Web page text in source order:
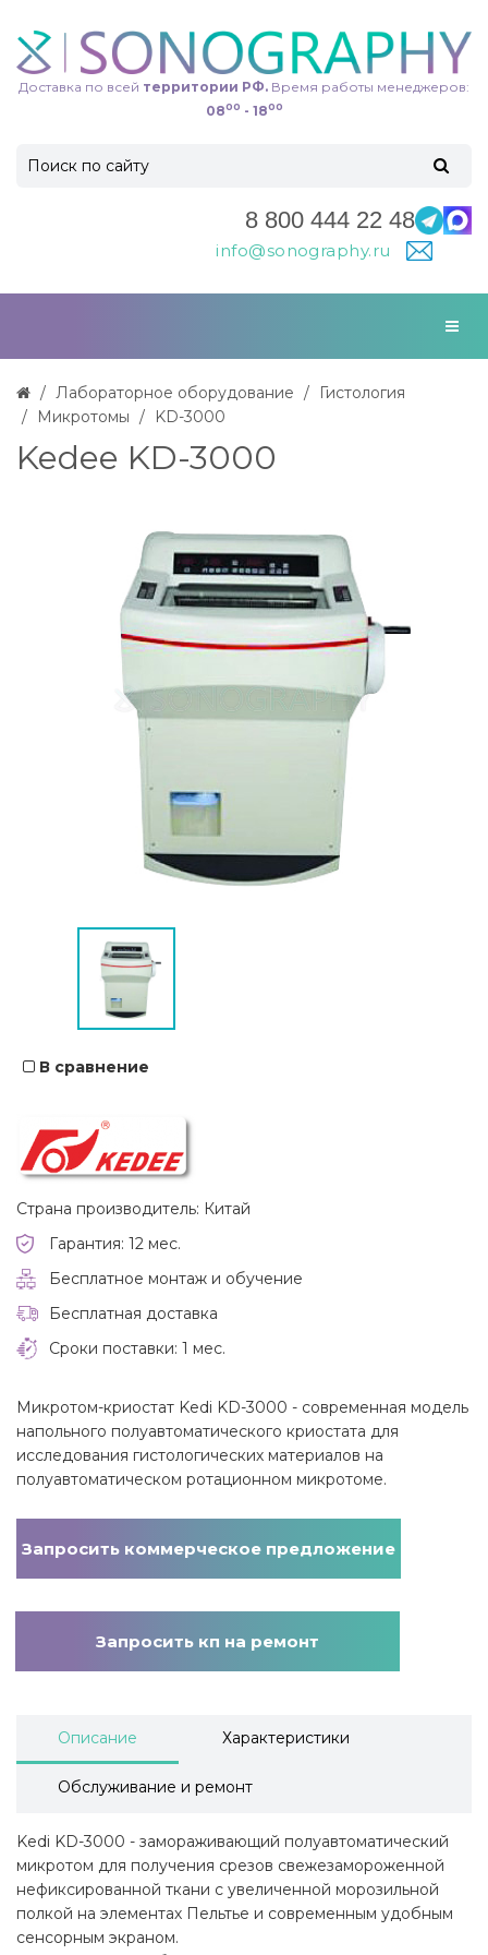
Доставка по всей территории РФ. Время работы менеджеров:
0800 - 1800
8 800 444 22 48
info@sonography.ru
Лабораторное оборудование
Гистология
Микротомы
KD-3000
Kedee KD-3000
В сравнение
Страна производитель: Китай
Гарантия: 12 мес.
Бесплатное монтаж и обучение
Бесплатная доставка
Сроки поставки: 1 мес.
Микротом-криостат Kedi KD-3000 - современная модель
напольного полуавтоматического криостата для
исследования гистологических материалов на
полуавтоматическом ротационном микротоме.
Запросить коммерческое предложение
Запросить кп на ремонт
Описание Характеристики
Обслуживание и ремонт
Kedi KD-3000 - замораживающий полуавтоматический
микротом для получения срезов свежезамороженной
нефиксированной ткани с увеличенной морозильной
полкой на элементах Пельтье и современным удобным
сенсорным экраном.